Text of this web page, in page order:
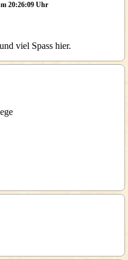
20:26:09 Uhr
viel Spass hier.